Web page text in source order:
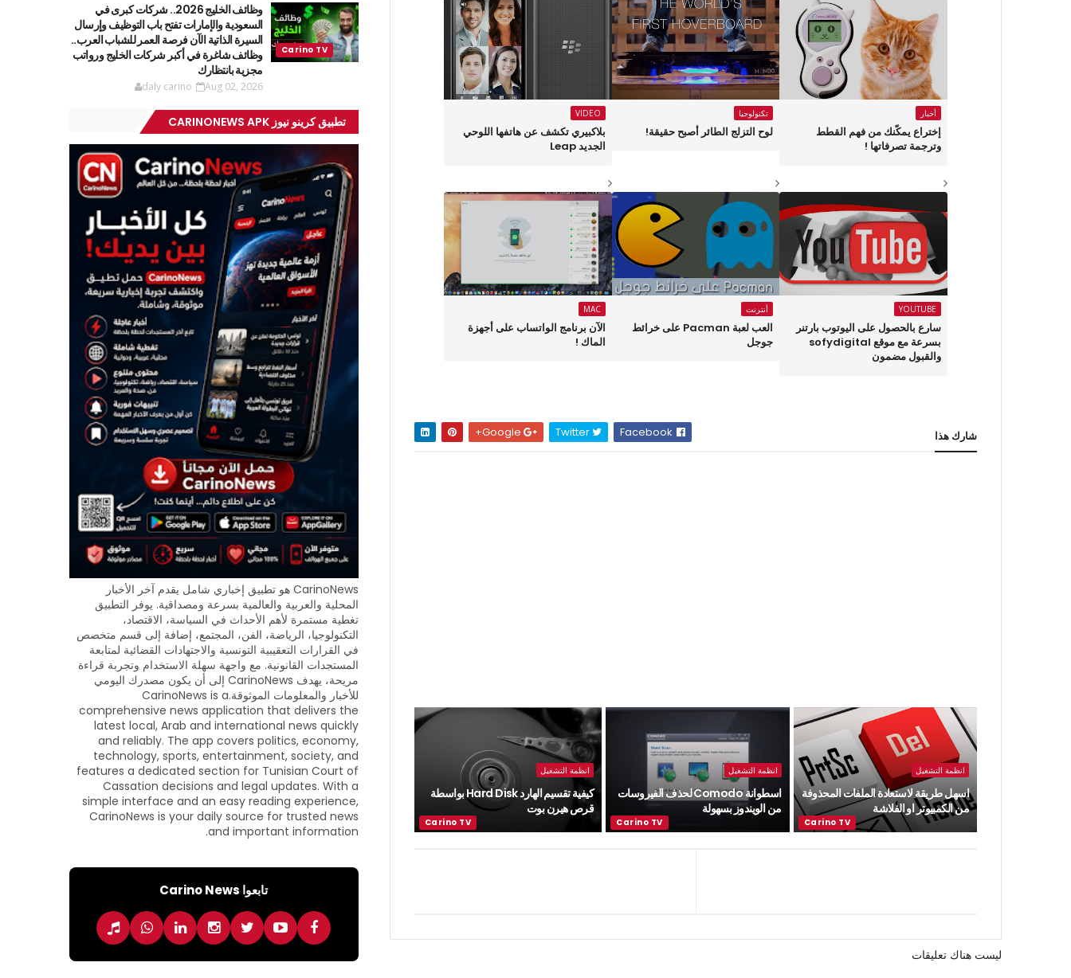
أخبار
إختراع يمكّنك من فهم القطط
وترجمة تصرفاتها !
تكنولوجيا
لوح التزلج الطائر أصبح حقيقة!
VIDEO
بلاكبيري تكشف عن هاتفها اللوحي
الجديد Leap
YOUTUBE
سارع بالحصول على اليوتوب بارتنر
بسرعة مع موقع sofydigital
والقبول مضمون
أنترنت
العب لعبة Pacman على خرائط
جوجل
MAC
الآن برنامج الواتساب على أجهزة
الماك !
شارك هذا Twitter
انظمة التشغيل
اسهل طريقة لاستعادة الملفات المحذوفة
من الكمبيوتر او الفلاشة
انظمة التشغيل
اسطوانة Comodo لحذف الفيروسات
من الويندوز بسهولة
انظمة التشغيل
كيفية تقسيم الهارد Hard Disk بواسطة
قرص هيرن بوت
ليست هناك تعليقات
وظائف الخليج 2026.. شركات كبرى في
السعودية والإمارات تفتح باب التوظيف وإرسال
السيرة الذاتية الآن فرصة العمر للشباب العرب..
وظائف شاغرة في أكبر شركات الخليج ورواتب
مجزية بانتظارك
daly carino Aug 02, 2026
تطبيق كرينو نيوز CARINONEWS APK
CarinoNews هو تطبيق إخباري شامل يقدم آخر الأخبار
المحلية والعربية والعالمية بسرعة ومصداقية. يوفر التطبيق
تغطية مستمرة لأهم الأحداث في السياسة، الاقتصاد،
التكنولوجيا، الرياضة، الفن، المجتمع، إضافة إلى قسم متخصص
في القرارات التعقيبية التونسية والاجتهادات القضائية لمتابعة
المستجدات القانونية. مع واجهة سهلة الاستخدام وتجربة قراءة
مريحة، يهدف CarinoNews إلى أن يكون مصدرك اليومي
للأخبار والمعلومات الموثوقة.CarinoNews is a
comprehensive news application that delivers the
latest local, Arab and international news quickly
and reliably. The app covers politics, economy,
technology, sports, entertainment, society, and
features a dedicated section for Tunisian Court of
Cassation decisions and legal updates. With a
simple interface and an easy reading experience,
CarinoNews is your daily source for trusted news
and important information.
تابعوا Carino News